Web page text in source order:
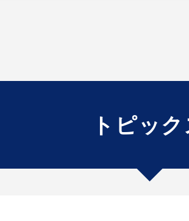
トピッ